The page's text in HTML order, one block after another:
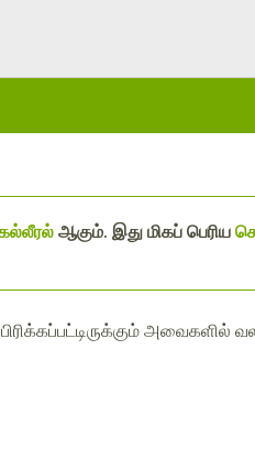
ஆகும். இது மிகப் பெரிய
பிரிக்கப்பட்டிருக்கும் அவைகளில்